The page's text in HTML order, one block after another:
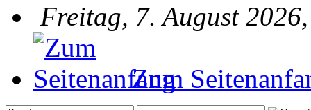
Freitag, 7. August
Zum